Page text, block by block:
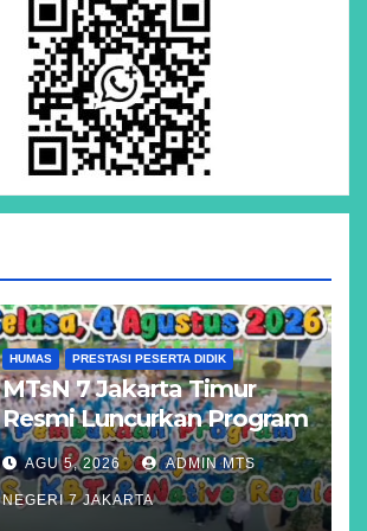
HUMAS PRESTASI PESERTA DIDIK
MTsN 7 Jakarta Timur
Resmi Luncurkan Program
Unggulan KBS, KBT, dan
Kelas Reguler Native
AGU 5, 2026 ADMIN MTS
NEGERI 7 JAKARTA